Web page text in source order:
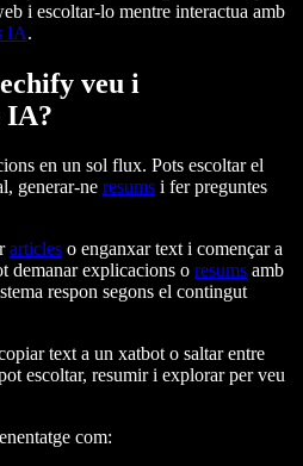
i escoltar-lo mentre interactua amb
IA.
veu i
IA?
en un sol flux. Pots escoltar el
generar-ne resums i fer preguntes
articles o enganxar text i començar a
demanar explicacions o resums amb
respon segons el contingut
text a un xatbot o saltar entre
escoltar, resumir i explorar per veu
com: